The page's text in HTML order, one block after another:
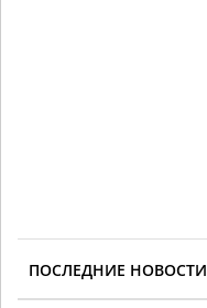
ПОСЛЕДНИЕ НОВОСТИ